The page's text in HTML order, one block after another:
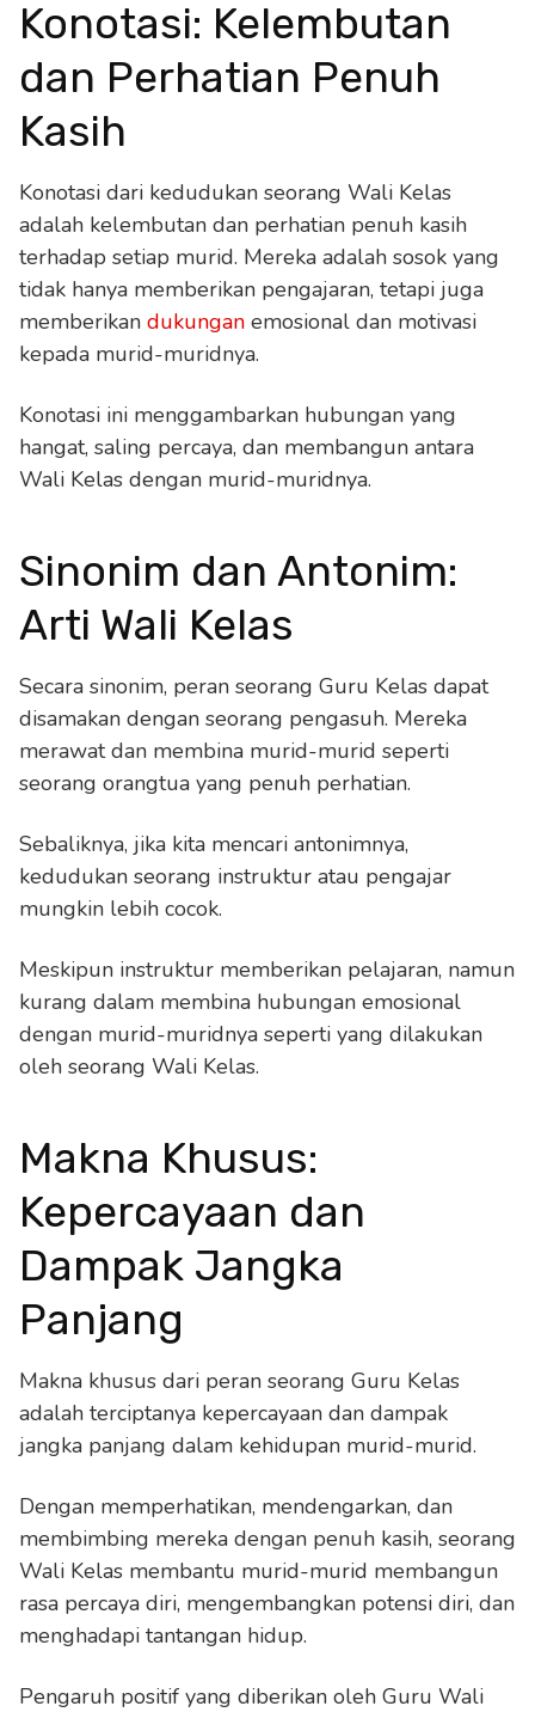
Konotasi: Kelembutan
dan Perhatian Penuh
Kasih
Konotasi dari kedudukan seorang Wali Kelas
adalah kelembutan dan perhatian penuh kasih
terhadap setiap murid. Mereka adalah sosok yang
tidak hanya memberikan pengajaran, tetapi juga
memberikan dukungan emosional dan motivasi
kepada murid-muridnya.
Konotasi ini menggambarkan hubungan yang
hangat, saling percaya, dan membangun antara
Wali Kelas dengan murid-muridnya.
Sinonim dan Antonim:
Arti Wali Kelas
Secara sinonim, peran seorang Guru Kelas dapat
disamakan dengan seorang pengasuh. Mereka
merawat dan membina murid-murid seperti
seorang orangtua yang penuh perhatian.
Sebaliknya, jika kita mencari antonimnya,
kedudukan seorang instruktur atau pengajar
mungkin lebih cocok.
Meskipun instruktur memberikan pelajaran, namun
kurang dalam membina hubungan emosional
dengan murid-muridnya seperti yang dilakukan
oleh seorang Wali Kelas.
Makna Khusus:
Kepercayaan dan
Dampak Jangka
Panjang
Makna khusus dari peran seorang Guru Kelas
adalah terciptanya kepercayaan dan dampak
jangka panjang dalam kehidupan murid-murid.
Dengan memperhatikan, mendengarkan, dan
membimbing mereka dengan penuh kasih, seorang
Wali Kelas membantu murid-murid membangun
rasa percaya diri, mengembangkan potensi diri, dan
menghadapi tantangan hidup.
Pengaruh positif yang diberikan oleh Guru Wali